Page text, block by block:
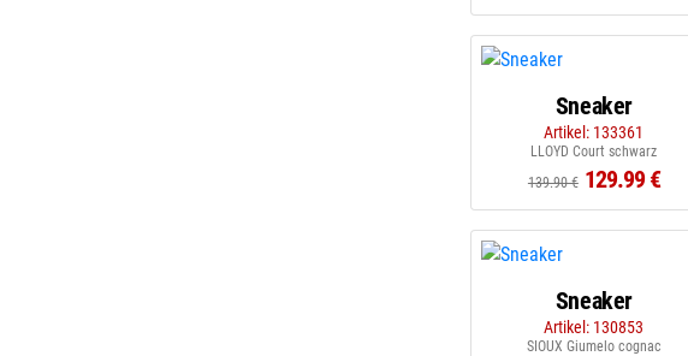
Sneaker
Artikel: 133361
LLOYD Court schwarz
139.90 € 129.99 €
Sneaker
Artikel: 130853
SIOUX Giumelo cognac